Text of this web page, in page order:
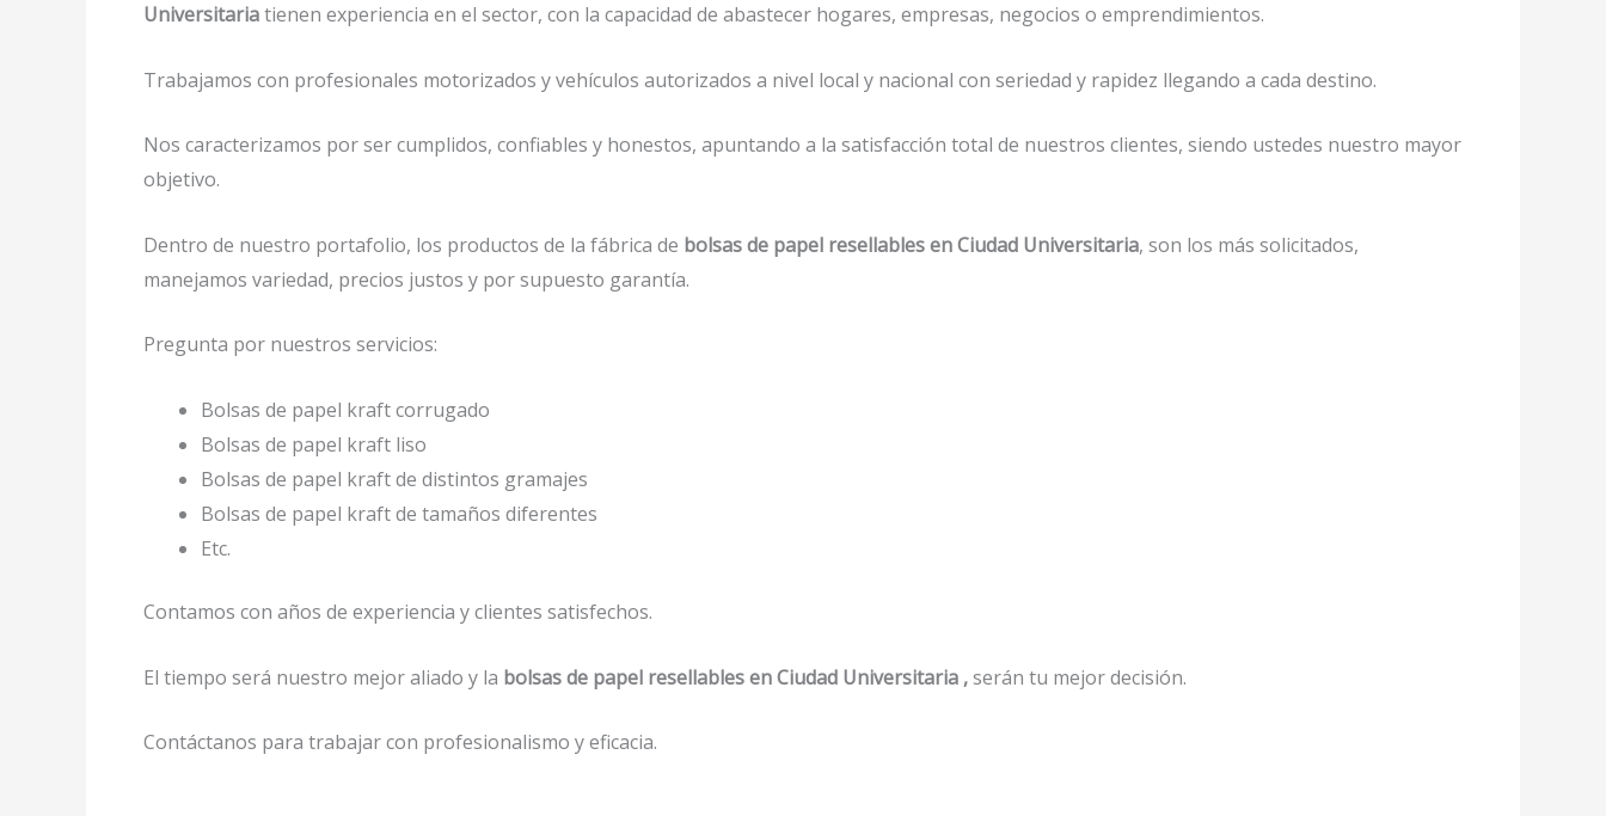
Universitariatienen experiencia en el sector, con la capacidad de abastecer hogares, empresas, negocios o emprendimientos.
Trabajamos con profesionales motorizados y vehículos autorizados a nivel local y nacional con seriedad y rapidez llegando a cada destino.
Nos caracterizamos por ser cumplidos, confiables y honestos, apuntando a la satisfacción total de nuestros clientes, siendo ustedes nuestro mayor
objetivo.
Dentro de nuestro portafolio, los productos de la fábrica de bolsas de papel resellables en Ciudad Universitaria, son los más solicitados,
manejamos variedad, precios justos y por supuesto garantía.
Pregunta por nuestros servicios:
Bolsas de papel kraft corrugado
Bolsas de papel kraft liso
Bolsas de papel kraft de distintos gramajes
Bolsas de papel kraft de tamaños diferentes
Etc.
Contamos con años de experiencia y clientes satisfechos.
El tiempo será nuestro mejor aliado y la bolsas de papel resellables en Ciudad Universitaria ,serán tu mejor decisión.
Contáctanos para trabajar con profesionalismo y eficacia.